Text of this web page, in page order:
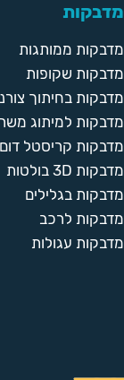
מדבקות
מדבקות ממותגות
מדבקות שקופות
מדבקות בחיתוך
מדבקות למיתוג
מדבקות קריסטל
מדבקות 3D בולטות
מדבקות בגלילים
מדבקות לרכב
מדבקות עגולות